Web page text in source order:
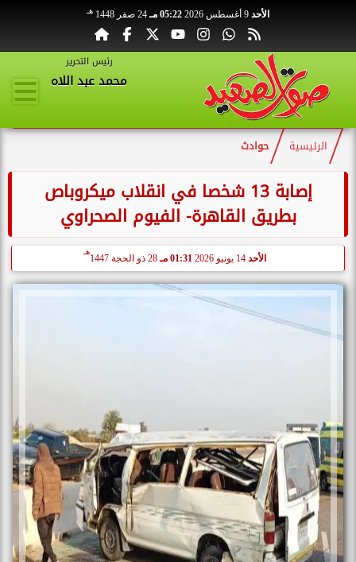
الأحد 05:22 مـ 24 صفر 1448 هـ
رئيس التحرير
محمد عبد اللاه
الرئيسية حوادث
إصابة 13 شخصا في انقلاب ميكروباص
بطريق القاهرة- الفيوم الصحراوي
الأحد 01:31 مـ 28 ذو الحجة 1447
هـ